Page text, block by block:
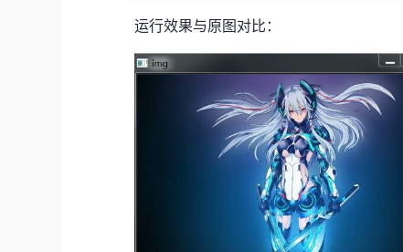
运行效果与原图对比：